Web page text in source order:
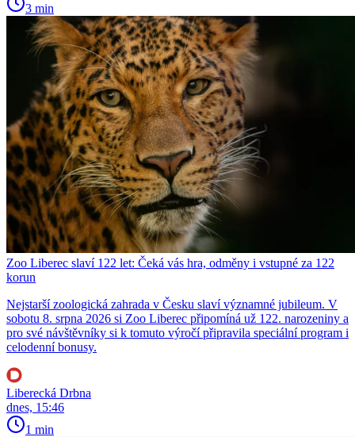
3 min
Zoo Liberec slaví 122 let: Čeká vás hra, odměny i vstupné za 122
korun
Nejstarší zoologická zahrada v Česku slaví významné jubileum. V
sobotu 8. srpna 2026 si Zoo Liberec připomíná už 122. narozeniny a
pro své návštěvníky si k tomuto výročí připravila speciální program i
celodenní bonusy.
Liberecká Drbna
dnes, 15:46
1 min